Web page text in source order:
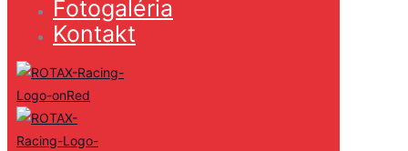
Fotogaléria
Kontakt